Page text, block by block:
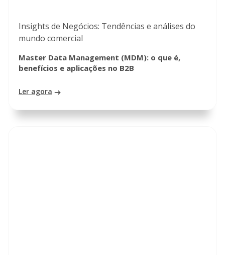
Insights de Negócios: Tendências e análises do
mundo comercial
Master Data Management (MDM): o que é,
benefícios e aplicações no B2B
Ler agora